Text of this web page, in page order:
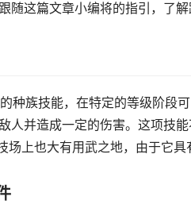
随这篇文章小编将的指引，了解
种族技能，在特定的等级阶段
人并造成一定的伤害。这项技
场上也大有用武之地，由于它具